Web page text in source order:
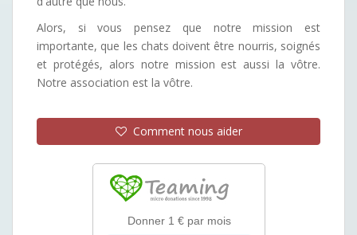
Alors, si vous pensez que notre mission est
importante, que les chats doivent être nourris, soignés
et protégés, alors notre mission est aussi la vôtre.
Notre association est la vôtre.
Comment nous aider